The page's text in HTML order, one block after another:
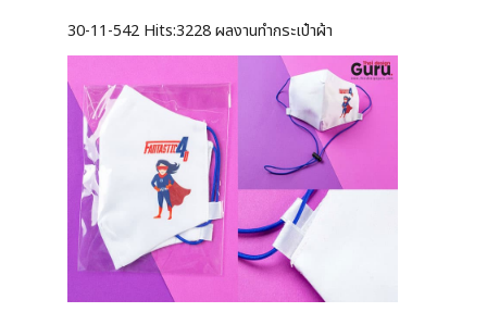
30-11-542 Hits:3228 ผลงานทำกระเป๋าผ้า